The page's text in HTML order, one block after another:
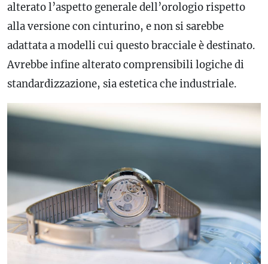
alterato l’aspetto generale dell’orologio rispetto
alla versione concinturino, e non si sarebbe
adattata a modelli cui questo bracciale è destinato.
Avrebbe infine alterato comprensibili logiche di
standardizzazione, sia estetica che industriale.